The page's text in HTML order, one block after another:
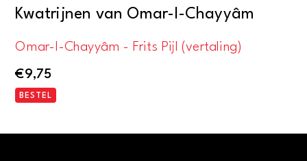
Kwatrijnen van Omar-I-Chayyâm
Omar-I-Chayyâm - Frits Pijl (vertaling)
€9,75
BESTEL